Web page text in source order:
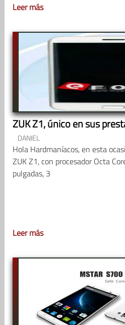
Leer más
ZUK Z1, único en sus
DANIEL
Hola Hardmaníacos, en esta
ZUK Z1, con procesador Octa
pulgadas, 3
Leer más